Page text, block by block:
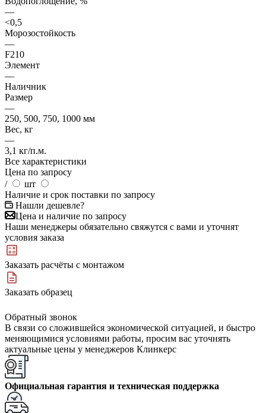
—
<0,5
Морозостойкость
—
F210
Элемент
—
Наличник
Размер
—
250, 500, 750, 1000 мм
Вес, кг
—
3,1 кг/п.м.
Все характеристики
Цена по запросу
/
шт
Наличие и срок поставки по запросу
Нашли дешевле?
Цена и наличие по запросу
Наши менеджеры обязательно свяжутся с вами и уточнят
условия заказа
Заказать расчёты с монтажом
Заказать образец
Обратный звонок
В связи со сложившейся экономической ситуацией, и быстро
меняющимися условиями работы, просим вас уточнять
актуальные цены у менеджеров Клинкерс
Официальная гарантия и техническая поддержка